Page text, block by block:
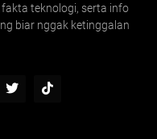
teknologi, serta info
biar nggak ketinggalan